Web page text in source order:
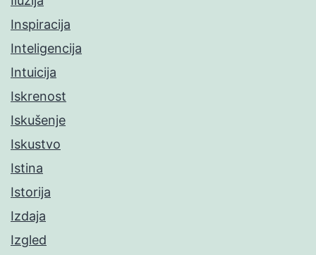
Inspiracija
Inteligencija
Intuicija
Iskrenost
Iskušenje
Iskustvo
Istina
Istorija
Izdaja
Izgled